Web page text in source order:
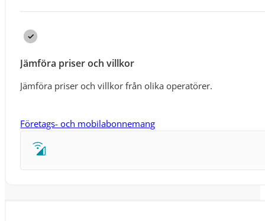
Jämföra priser och villkor
Jämföra priser och villkor från olika operatörer.
Företags- och mobilabonnemang